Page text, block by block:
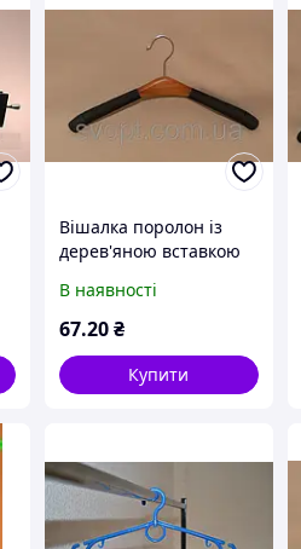
Вішалка поролон із
дерев'яною вставкою
В наявності
67.20 ₴
Купити